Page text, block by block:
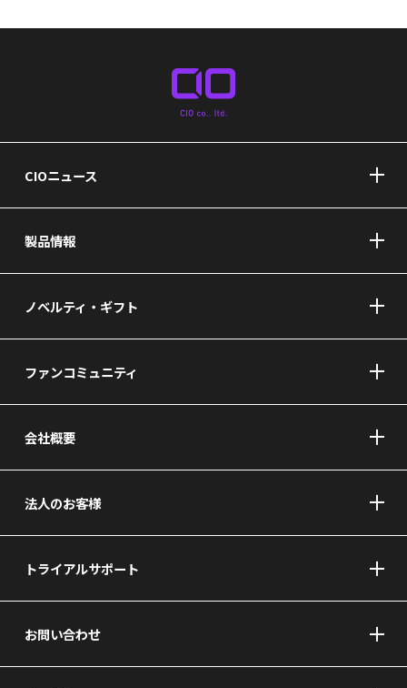
CIOニュース
製品情報
ノベルティ・ギフト
ファンコミュニティ
会社概要
法人のお客様
トライアルサポート
お問い合わせ